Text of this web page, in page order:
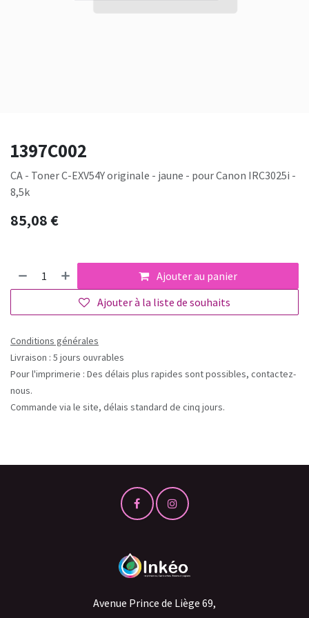
1397C002
CA - Toner C-EXV54Y originale - jaune - pour Canon IRC3025i -
8,5k
85,08€
Ajouter au panier
Ajouter à la liste de souhaits
Conditions générales
Livraison : 5 jours ouvrables
Pour l'imprimerie : Des délais plus rapides sont possibles, contactez-
nous.
Commande via le site, délais standard de cinq jours.
Avenue Prince de Liège 69,